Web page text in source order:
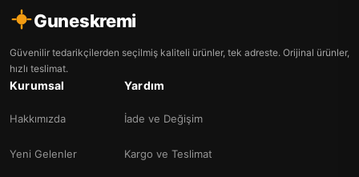
Guneskremi
Güvenilir tedarikçilerden seçilmiş kaliteli ürünler, tek adreste. Orijinal ürünler,
hızlı teslimat.
Kurumsal
Hakkımızda
Yeni Gelenler
Yardım
İade ve Değişim
Kargo ve Teslimat